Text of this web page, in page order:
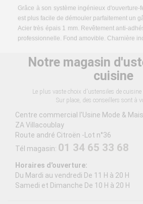
Grâce à son système ingénieux d'ouverture-
est plus facile de démouler parfaitement un
Acier très épais 1 mm. Revêtement anti-
professionnelle. Fond amovible. Charnière
Notre magasin
cuisine
Le plus vaste choix d'ustensiles de
Sur place, des conseillers sont à
Centre commercial l'Usine Mode &
ZA Villacoublay
Route andré Citroën -Lot n°36
Tél magasin: 01 34 65 33 68
Horaires d'ouverture:
Du Mardi au vendredi De 11 H à 20 H
Samedi et Dimanche De 10 H à 20 H